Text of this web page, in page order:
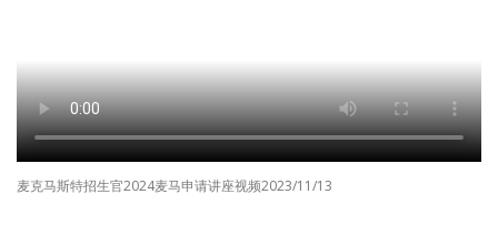
麦克马斯特招生官2024麦马申请讲座视频2023/11/13